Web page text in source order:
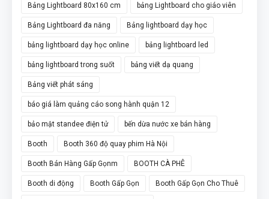
Bảng Lightboard 80x160 cm bảng Lightboard cho giáo viên
Bảng Lightboard đa năng Bảng lightboard dạy học
bảng lightboard dạy học online bảng lightboard led
bảng lightboard trong suốt bảng viết dạ quang
Bảng viết phát sáng
báo giá làm quảng cáo song hành quận 12
bảo mật standee điện tử bến dừa nước xe bán hàng
Booth Booth 360 độ quay phim Hà Nội
Booth Bán Hàng Gấp Gọnm BOOTH CÀ PHÊ
Booth di động Booth Gấp Gọn Booth Gấp Gọn Cho Thuê